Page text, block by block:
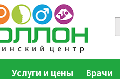
Услуги и цены Врачи